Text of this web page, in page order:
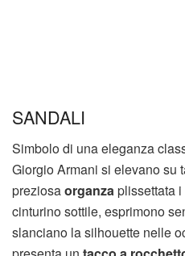
SANDALI
Simbolo di una eleganza
Giorgio Armani si elevano su
preziosaorganzaplissettata
cinturino sottile, esprimono
slanciano la silhouette nelle